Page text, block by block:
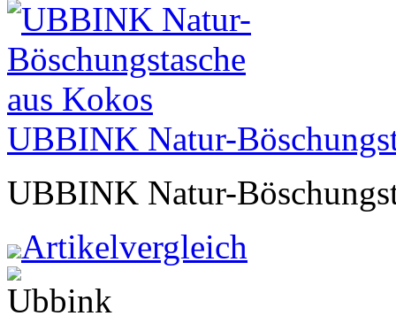
UBBINK Natur-
UBBINK Natur-
Artikelvergleich